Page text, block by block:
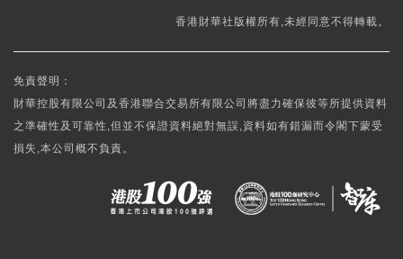
香港財華社版權所有,未經同意不得轉載。
免責聲明：
財華控股有限公司及香港聯合交易所有限公司將盡力確保彼等所提供資料
之準確性及可靠性,但並不保證資料絕對無誤,資料如有錯漏而令閣下蒙受
損失,本公司概不負責。